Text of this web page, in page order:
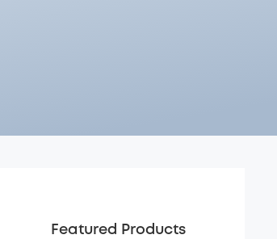
Featured Products